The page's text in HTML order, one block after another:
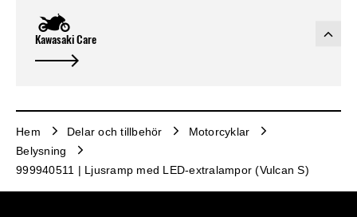
Kawasaki Care
Hem Delar och tillbehör
Motorcyklar
Belysning
999940511 | Ljusramp med LED‑extralampor (Vulcan S)